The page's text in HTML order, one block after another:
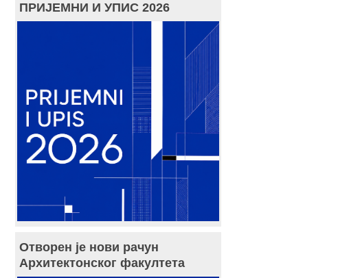
ПРИЈЕМНИ И УПИС 2026
Отворен је нови рачун
Архитектонског факултета